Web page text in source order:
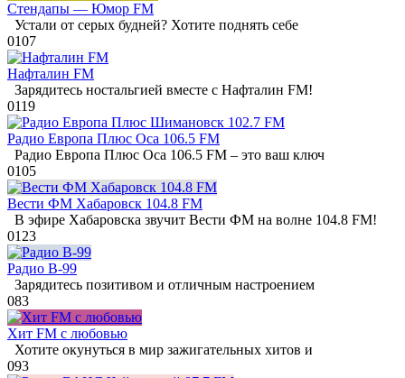
Стендапы — Юмор FM
Устали от серых будней? Хотите поднять себе
0107
Нафталин FM
Зарядитесь ностальгией вместе с Нафталин FM!
0119
Радио Европа Плюс Оса 106.5 FM
Радио Европа Плюс Оса 106.5 FM – это ваш ключ
0105
Вести ФМ Хабаровск 104.8 FM
В эфире Хабаровска звучит Вести ФМ на волне 104.8 FM!
0123
Радио В-99
Зарядитесь позитивом и отличным настроением
083
Хит FM с любовью
Хотите окунуться в мир зажигательных хитов и
093